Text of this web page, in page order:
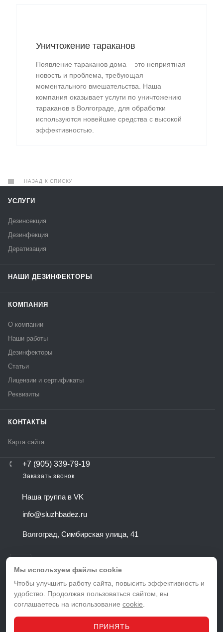
Уничтожение тараканов
Появление тараканов дома – это неприятная
новость и проблема, требующая
моментального вмешательства. Наша
компания оказывает услуги по уничтожению
тараканов в Волгограде, для обработки
используются новейшие средства с высокой
эффективностью.
НАЗАД К СПИСКУ
УСЛУГИ
Дезинсекция
Дезинфекция
Дератизация
НАШИ ДЕЗИНФЕКТОРЫ
КОМПАНИЯ
О компании
Наши работы
Дезинфекторы
Статьи
Лицензии и сертификаты
Реквизиты
КОНТАКТЫ
Карта сайта
+7 (905) 339-79-19
Заказать звонок
Наша группа в VK
info@sluzhbadez.ru
Волгоград, Симбирская улица, 41
ВЕРСИЯ ДЛЯ ПЕЧАТИ
ПОЛЬЗОВАТЕЛЬСКОЕ СОГЛАШЕНИЕ
Мы используем файлы cookie
Чтобы улучшить работу сайта, повысить эффективность и
удобство. Продолжая пользоваться сайтом, вы
соглашаетесь на использование cookie
ПРИНЯТЬ